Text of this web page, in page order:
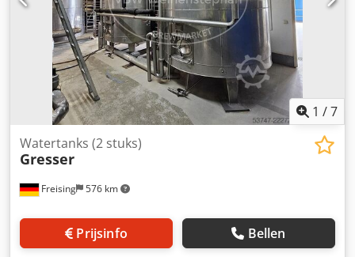
1 /7
Freising 576 km
Watertanks (2 stuks)
Gresser
Prijsinfo Bellen